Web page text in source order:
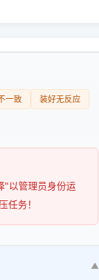
一致
装好无反应
"以管理员身份运
任务！
▼